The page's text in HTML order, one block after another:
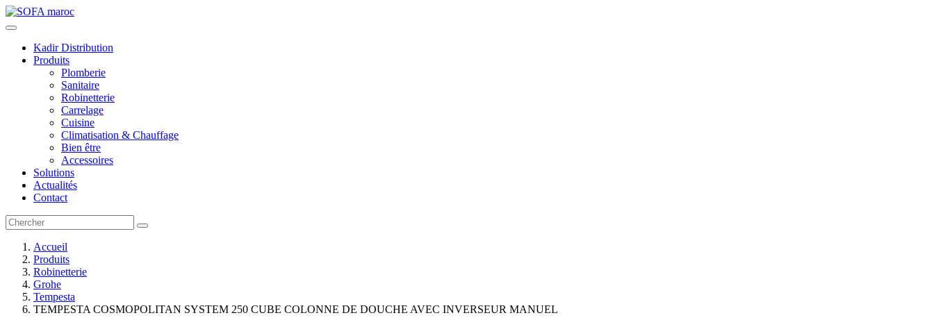
Kadir Distribution
Produits
Plomberie
Sanitaire
Robinetterie
Carrelage
Cuisine
Climatisation & Chauffage
Bien être
Accessoires
Solutions
Actualités
Contact
Accueil
Produits
Robinetterie
Grohe
Tempesta
TEMPESTA COSMOPOLITAN SYSTEM 250 CUBE COLONNE DE DOUCHE AVEC INVERSEUR MANUEL